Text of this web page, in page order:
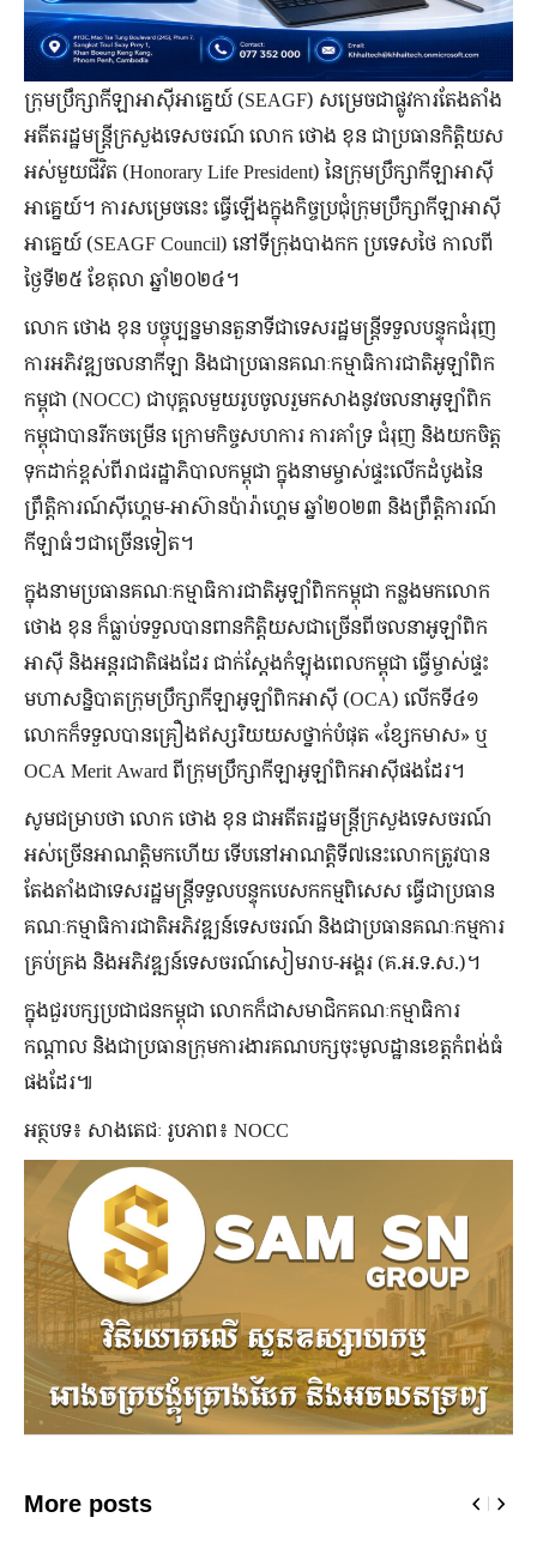
ក្រុមប្រឹក្សាកីឡាអាស៊ីអាគ្នេយ៍ (SEAGF) សម្រេចជាផ្លូវការតែងតាំង
អតីតរដ្ឋមន្រ្តីក្រសួងទេសចរណ៍ លោក ថោង ខុន ជាប្រធានកិត្តិយស
អស់មួយជីវិត (Honorary Life President) នៃក្រុមប្រឹក្សាកីឡាអាស៊ី
អាគ្នេយ៍។ ការសម្រេចនេះ ធ្វើឡើងក្នុងកិច្ចប្រជុំក្រុមប្រឹក្សាកីឡាអាស៊ី
អាគ្នេយ៍ (SEAGF Council) នៅទីក្រុងបាងកក ប្រទេសថៃ កាលពី
ថ្ងៃទី២៥ ខែតុលា ឆ្នាំ២០២៤។
លោក ថោង ខុន បច្ចុប្បន្នមានតួនាទីជាទេសរដ្ឋមន្រ្តីទទួលបន្ទុកជំរុញ
ការអភិវឌ្ឍចលនាកីឡា និងជាប្រធានគណៈកម្មាធិការជាតិអូឡាំពិក
កម្ពុជា (NOCC) ជាបុគ្គលមួយរូបចូលរួមកសាងនូវចលនាអូឡាំពិក
កម្ពុជាបានរីកចម្រើន ក្រោមកិច្ចសហការ ការគាំទ្រ ជំរុញ និងយកចិត្ត
ទុកដាក់ខ្ពស់ពីរាជរដ្ឋាភិបាលកម្ពុជា ក្នុងនាមម្ចាស់ផ្ទះលើកដំបូងនៃ
ព្រឹត្តិការណ៍ស៊ីហ្គេម-អាស៊ានប៉ារ៉ាហ្គេម ឆ្នាំ២០២៣ និងព្រឹត្តិការណ៍
កីឡាធំៗជាច្រើនទៀត។
ក្នុងនាមប្រធានគណៈកម្មាធិការជាតិអូឡាំពិកកម្ពុជា កន្លងមកលោក
ថោង ខុន ក៏ធ្លាប់ទទួលបានពានកិត្តិយសជាច្រើនពីចលនាអូឡាំពិក
អាស៊ី និងអន្ដរជាតិផងដែរ ជាក់ស្ដែងកំឡុងពេលកម្ពុជា ធ្វើម្ចាស់ផ្ទះ
មហាសន្និបាតក្រុមប្រឹក្សាកីឡាអូឡាំពិកអាស៊ី (OCA) លើកទី៤១
លោកក៏ទទួលបានគ្រឿងឥស្សរិយយសថ្នាក់បំផុត «ខ្សែកមាស» ឬ
OCA Merit Award ពីក្រុមប្រឹក្សាកីឡាអូឡាំពិកអាស៊ីផងដែរ។
សូមជម្រាបថា លោក ថោង ខុន ជាអតីតរដ្ឋមន្រ្តីក្រសួងទេសចរណ៍
អស់ច្រើនអាណត្តិមកហើយ ទើបនៅអាណត្តិទី៧នេះ​លោកត្រូវបាន
តែងតាំងជាទេសរដ្ឋមន្ត្រីទទួលបន្ទុកបេសកកម្មពិសេស ធ្វើជាប្រធាន
គណៈកម្មាធិការជាតិអភិវឌ្ឍន៍ទេសចរណ៍ និងជាប្រធានគណៈកម្មការ
គ្រប់គ្រង និងអភិវឌ្ឍន៍ទេសចរណ៍សៀមរាប-អង្គរ (គ.អ.ទ.ស.)។
ក្នុងជួរបក្សប្រជាជនកម្ពុជា លោកក៏ជាសមាជិកគណៈកម្មាធិការ
កណ្ដាល និងជាប្រធានក្រុមការងារគណបក្សចុះមូលដ្ឋានខេត្តកំពង់ធំ
ផងដែរ៕
អត្ថបទ៖ សាងតេជៈ រូបភាព៖ NOCC
More posts